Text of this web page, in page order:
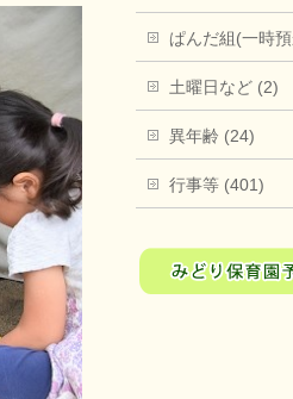
ぱんだ組(一時
土曜日など (2)
異年齢 (24)
行事等 (401)